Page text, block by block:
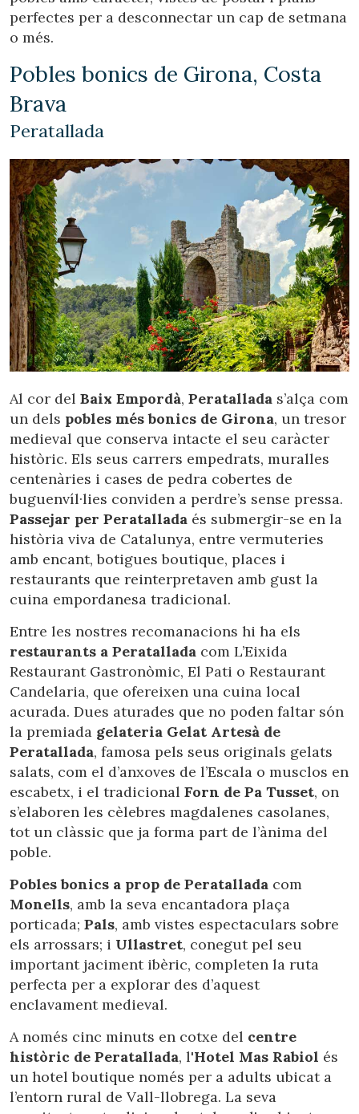
perfectes per a desconnectar un cap de setmana
o més.
Pobles bonics de Girona, Costa
Brava
Peratallada
Al cor del Baix Empordà, Peratallada s’alça com
un dels pobles més bonics de Girona, un tresor
medieval que conserva intacte el seu caràcter
històric. Els seus carrers empedrats, muralles
centenàries i cases de pedra cobertes de
buguenvíl·lies conviden a perdre’s sense pressa.
Passejar per Peratallada és submergir-se en la
història viva de Catalunya, entre vermuteries
amb encant, botigues boutique, places i
restaurants que reinterpretaven amb gust la
cuina empordanesa tradicional.
Entre les nostres recomanacions hi ha els
restaurants a Peratallada com L’Eixida
Restaurant Gastronòmic, El Pati o Restaurant
Candelaria, que ofereixen una cuina local
acurada. Dues aturades que no poden faltar són
la premiada gelateria Gelat Artesà de
Peratallada, famosa pels seus originals gelats
salats, com el d’anxoves de l’Escala o musclos en
escabetx, i el tradicional Forn de Pa Tusset, on
s’elaboren les cèlebres magdalenes casolanes,
tot un clàssic que ja forma part de l’ànima del
poble.
Pobles bonics a prop de Peratallada com
Monells, amb la seva encantadora plaça
porticada; Pals, amb vistes espectaculars sobre
els arrossars; i Ullastret, conegut pel seu
important jaciment ibèric, completen la ruta
perfecta per a explorar des d’aquest
enclavament medieval.
A només cinc minuts en cotxe del centre
històric de Peratallada, l'Hotel Mas Rabiol és
un hotel boutique només per a adults ubicat a
l’entorn rural de Vall-llobrega. La seva
Modificar cookies